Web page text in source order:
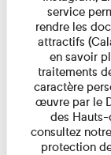
service
rendre les
attractifs
en savoir
traitements
caractère
œuvre par le
des
consultez
protection